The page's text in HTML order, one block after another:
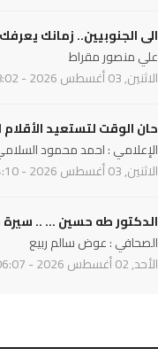
الى الجنوبيين.. زمانك
علي منصور مقراط
الاثنين, 03 أغسطس 2026 - 08:02 م
حان الوقت لتستعيد
الإعلامي : احمد محمود
الاثنين, 03 أغسطس 2026 - 04:10 م
الدكتور طه حسين ... ..
الصحافي : عوض سالم ربيع
الأحد, 02 أغسطس 2026 - 06:07 م